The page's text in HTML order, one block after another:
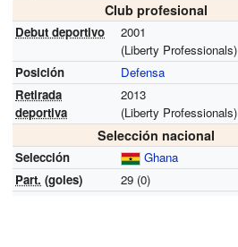
Club profesional
Debut deportivo
2001
(Liberty Professionals)
Posición
Defensa
Retirada
deportiva
2013
(Liberty Professionals)
Selección nacional
Selección
Ghana
Part. (goles) 29 (0)